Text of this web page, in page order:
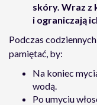
skóry. Wraz z
i ograniczają
Podczas
pamiętać, by:
Na koniec
wodą.
Po umyciu